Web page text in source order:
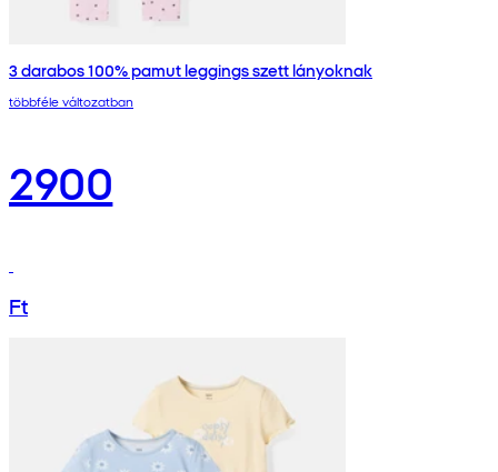
3 darabos 100% pamut leggings szett lányoknak
többféle változatban
2900
Ft